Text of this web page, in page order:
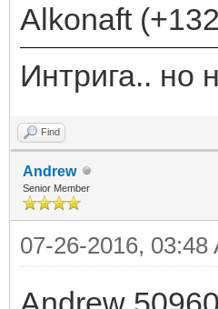
Alkonaft
Интрига.. но
Find
Andrew
Senior Member
07-26-2016, 03:48